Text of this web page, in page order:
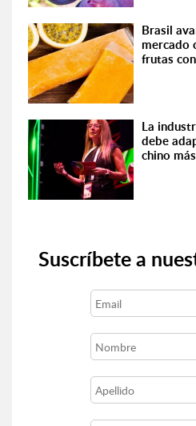
Brasil
mercado
frutas
La
debe
chino
Suscríbete a